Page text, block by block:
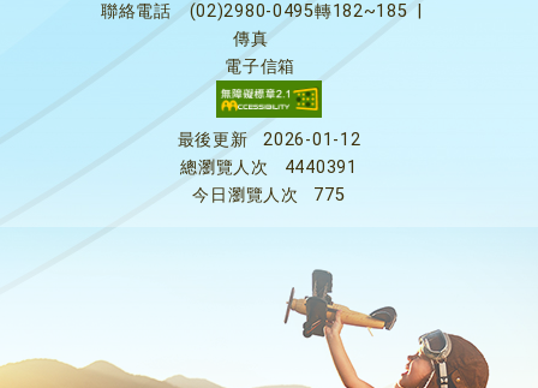
聯絡電話
(02)2980-0495轉182~185
傳真
電子信箱
最後更新
2026-01-12
總瀏覽人次
4440391
今日瀏覽人次
775